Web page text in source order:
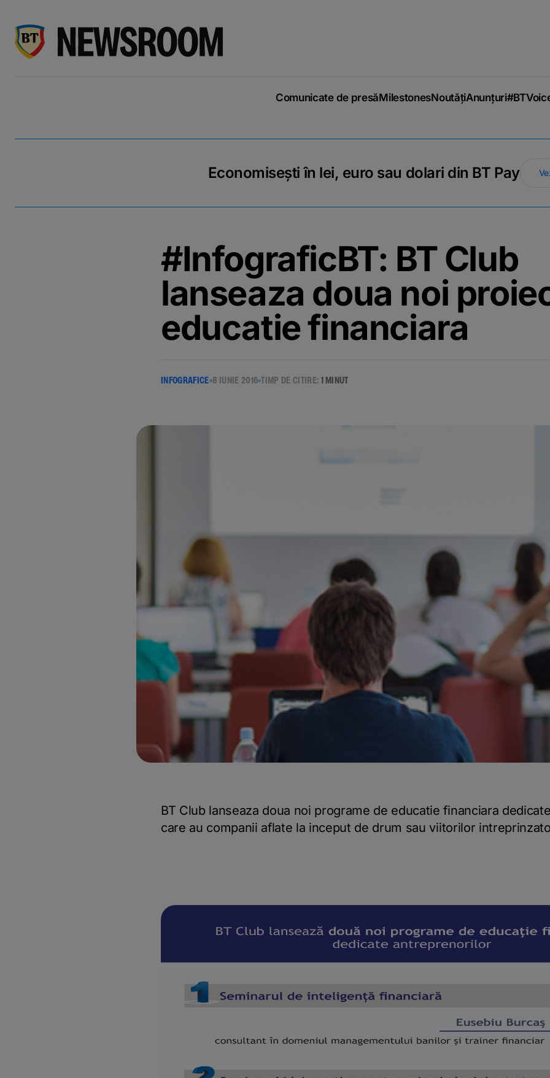
Comunicate de presăMilestonesNoutățiAnunțuri
Economisești în lei, euro sau dolari din BT Pay
#InfograficBT: BT Club
lanseaza doua noi
educatie financiara
INFOGRAFICE 8 IUNIE 2016 TIMP DE CITIRE: 1 MINUT
BT Club lanseaza doua noi programe de educatie financiara
care au companii aflate la inceput de drum sau viitorilor